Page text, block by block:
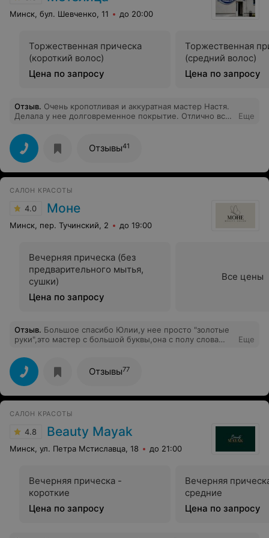
Минск, бул. Шевченко, 11 до 20:00
Торжественная прическа
(короткий волос)
Цена по запросу
Торжественная
(средний волос)
Цена по запросу
Отзыв. Очень кропотливая и аккуратная мастер Настя.
Делала у нее долговременное покрытие. Отлично все
Еще
Отзывы41
САЛОН КРАСОТЫ
4.0 Моне
Минск, пер. Тучинский, 2 до 19:00
Вечерняя прическа (без
предварительного мытья,
сушки)
Цена по запросу
Все цены
Отзыв. Большое спасибо Юлии,у нее просто "золотые
руки",это мастер с большой буквы,она с полу слова
благодарность новой администрации,интерьер просто
Супер.
Еще
Отзывы77
САЛОН КРАСОТЫ
4.8 Beauty Mayak
Минск, ул. Петра Мстиславца, 18 до 21:00
Вечерняя прическа -
короткие
Цена по запросу
Вечерняя
средние
Цена по запросу